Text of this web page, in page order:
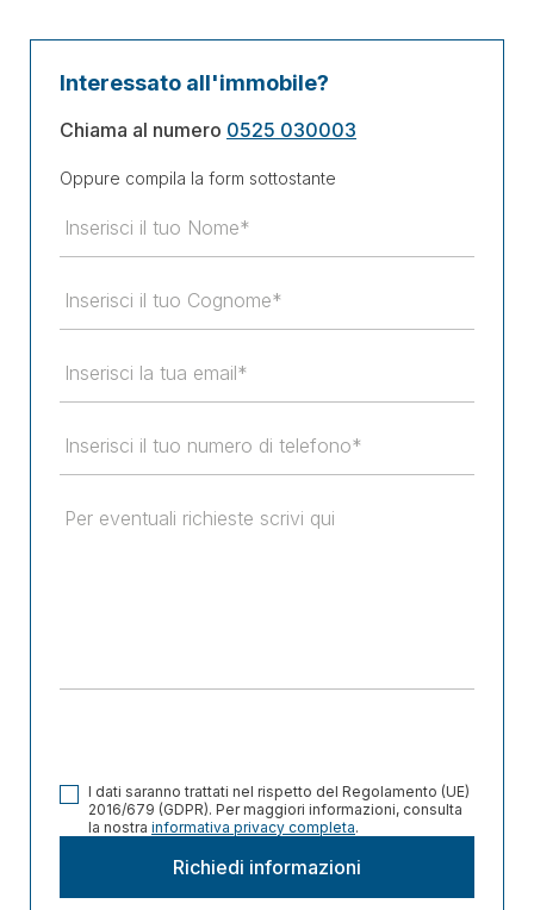
Interessato all'immobile?
Chiama al numero 0525 030003
Oppure compila la form sottostante
I dati saranno trattati nel rispetto del Regolamento (UE)
2016/679 (GDPR). Per maggiori informazioni, consulta
la nostra informativa privacy completa.